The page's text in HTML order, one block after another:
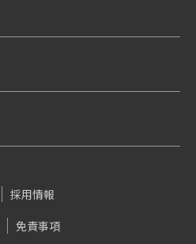
採用情報
免責事項